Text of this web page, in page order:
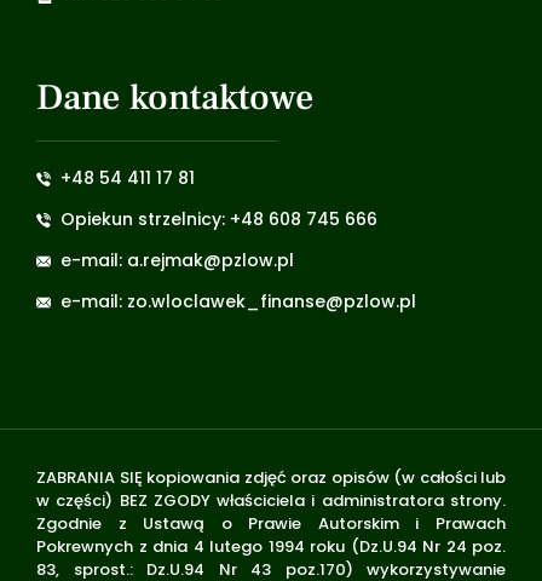
Dane kontaktowe
+48 54 411 17 81
Opiekun strzelnicy: +48 608 745 666
e-mail: a.rejmak@pzlow.pl
e-mail: zo.wloclawek_finanse@pzlow.pl
ZABRANIA SIĘ kopiowania zdjęć oraz opisów (w całości lub
w części) BEZ ZGODY właściciela i administratora strony.
Zgodnie z Ustawą o Prawie Autorskim i Prawach
Pokrewnych z dnia 4 lutego 1994 roku (Dz.U.94 Nr 24 poz.
83, sprost.: Dz.U.94 Nr 43 poz.170) wykorzystywanie